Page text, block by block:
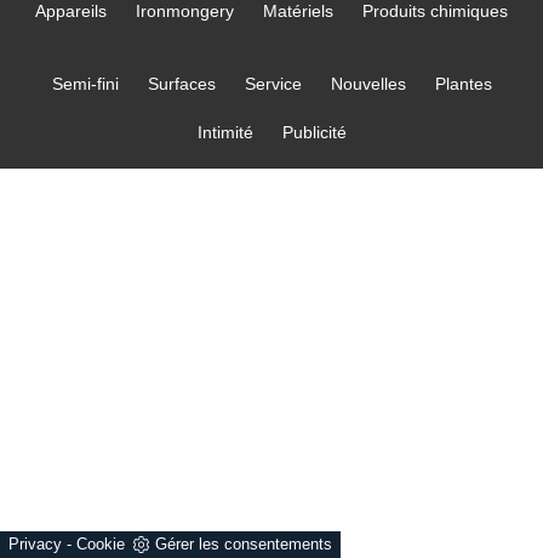
Privacy - Cookie Gérer les consentements
Appareils Ironmongery Matériels Produits chimiques
Semi-fini Surfaces Service Nouvelles Plantes
Intimité Publicité